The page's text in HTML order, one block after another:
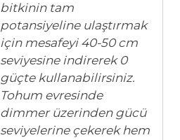
bitkinin tam
potansiyeline ulaştırmak
için mesafeyi 40-50 cm
seviyesine indirerek 0
güçte kullanabilirsiniz.
Tohum evresinde
dimmer üzerinden gücü
seviyelerine çekerek hem